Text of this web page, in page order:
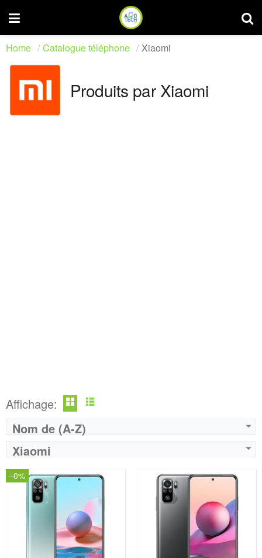
Home Catalogue téléphone Xiaomi
Produits par Xiaomi
Affichage:
Nom de (A-Z)
Xiaomi
–0%